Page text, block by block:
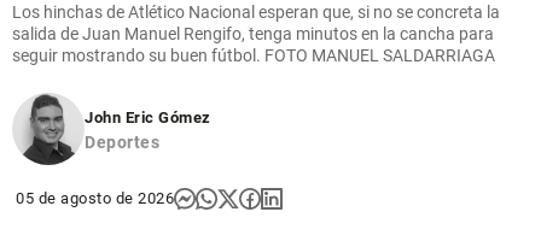
Los hinchas de Atlético Nacional esperan que, si no se concreta la
salida de Juan Manuel Rengifo, tenga minutos en la cancha para
seguir mostrando su buen fútbol. FOTO MANUEL SALDARRIAGA
John Eric Gómez
Deportes
05 de agosto de 2026